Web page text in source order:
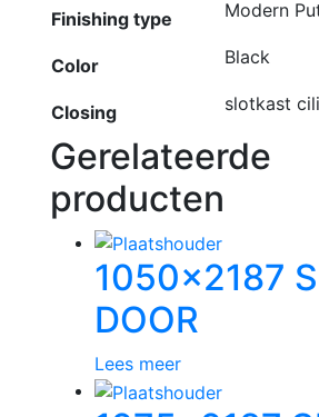
Finishing type Modern
Color Black
Closing slotkast
Gerelateerde
producten
1050×2187
DOOR
Lees meer